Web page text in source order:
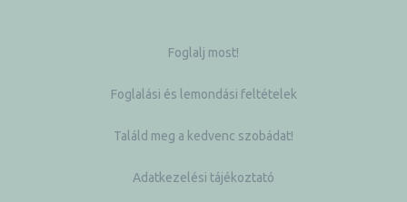
Foglalj most!
Foglalási és lemondási feltételek
Találd meg a kedvenc szobádat!
Adatkezelési tájékoztató